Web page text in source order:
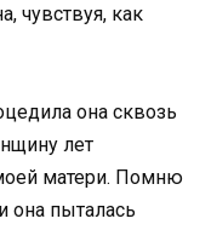
чувствуя, как
она сквозь
лет
матери. Помню
она пыталась